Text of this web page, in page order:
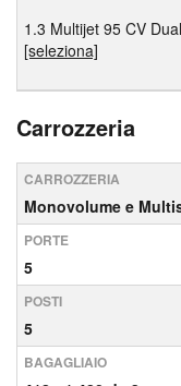
1.3 Multijet 95 CV
[seleziona]
Carrozzeria
CARROZZERIA
Monovolume e
PORTE
5
POSTI
5
BAGAGLIAIO